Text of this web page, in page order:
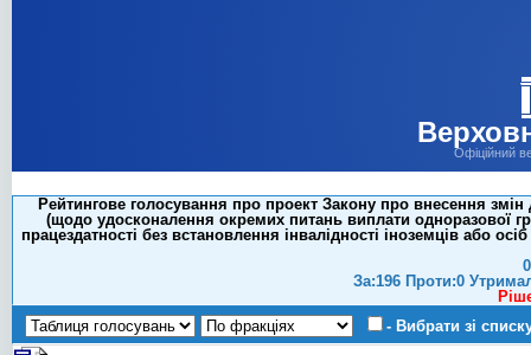
Офіційний
Рейтингове голосування про проект Закону про внесення
(щодо удосконалення окремих питань виплати одноразової
працездатності без встановлення інвалідності іноземців або
За:196 Проти:0
- Вибрати зі